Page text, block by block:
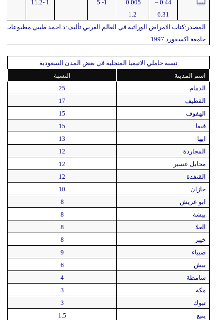
ليبيا
0.44 –
6.31
1.2
1- 5
1 -11.2
المصدر:كتاب الامراض الوراثية في العالم العربي.تأليف:د.احمد طيبي.مطبوعات
جامعة اكسفورد.1997
نسبة حاملي الانيميا المنجلية في بعض المدن السعودية
اسم المدينة
النسبة
الدمام
25
القطيف
17
الهفوف
15
فيفا
15
ابها
13
المجاردة
12
محايل عسير
12
القنفذة
12
جازان
10
ابو عريش
8
بيشة
8
العلا
8
خيبر
8
صبياء
9
بيش
6
سامطة
4
مكة
3
تبوك
3
ينبع
1.5